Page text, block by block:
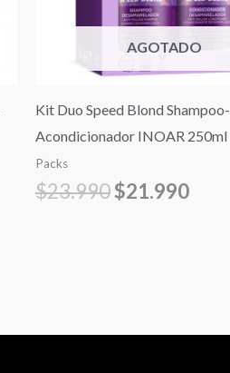
AGOTADO
Kit Duo Speed Blond Shampoo-
Acondicionador INOAR 250ml
Packs
$23.990$21.990